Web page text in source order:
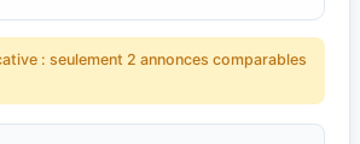
: seulement 2 annonces comparables